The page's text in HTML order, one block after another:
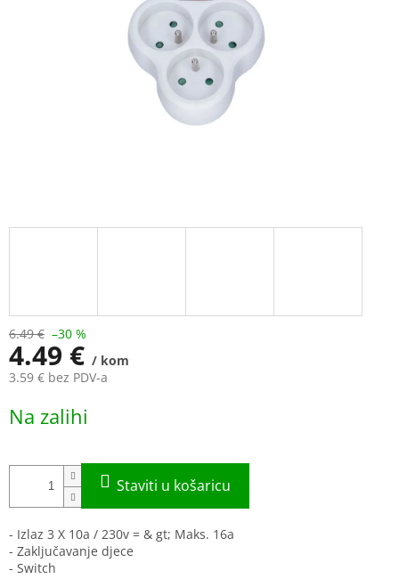
6.49 € –30 %
4.49 € / kom
3.59 € bez PDV-a
price:
Na zalihi
- Izlaz 3 X 10a / 230v = & gt; Maks. 16a
- Zaključavanje djece
- Switch